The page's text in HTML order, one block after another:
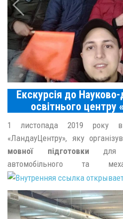
Екскурсія до
освітнього центру
1 листопада 2019 року
«ЛандауЦентру», яку
мовної підготовки для
автомобільного та